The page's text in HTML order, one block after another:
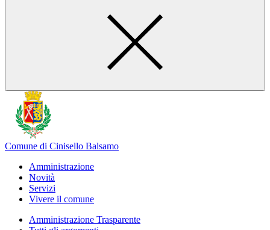
Comune di Cinisello Balsamo
Amministrazione
Novità
Servizi
Vivere il comune
Amministrazione Trasparente